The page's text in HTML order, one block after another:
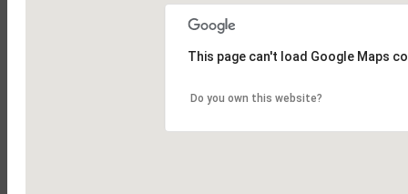
This page can't load Google Maps
Do you own this website?